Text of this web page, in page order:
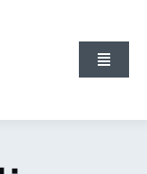
Toggle